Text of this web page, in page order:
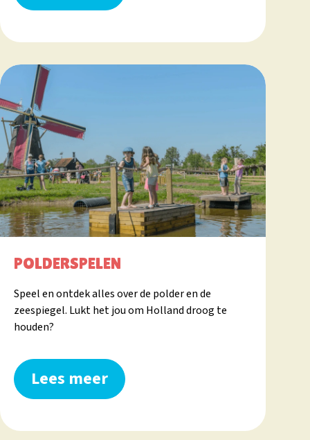
POLDERSPELEN
Speel en ontdek alles over de polder en de
zeespiegel. Lukt het jou om Holland droog te
houden?
Lees meer